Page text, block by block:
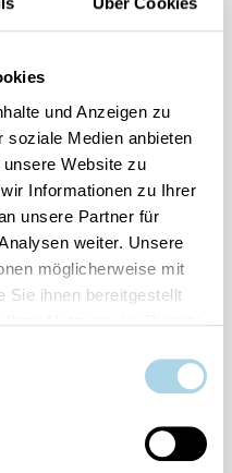
und Anzeigen zu
soziale Medien anbieten
Website zu
Informationen zu Ihrer
unsere Partner für
weiter. Unsere
möglicherweise mit
Sie ihnen bereitgestellt
Urlaub
7 möglich
stornieren
Ort Transparente